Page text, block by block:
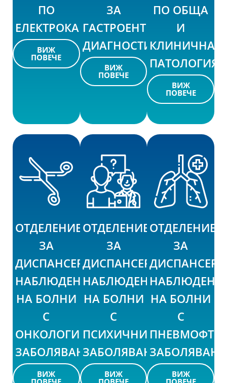
ПО
ЕЛЕКТРОКАРДИОСТИМУЛАЦИЯ
ВИЖ
ПОВЕЧЕ
ЗА
ГАСТРОЕНТЕРОЛОГИЧНА
ДИАГНОСТИКА
ВИЖ
ПОВЕЧЕ
ПО ОБЩА
И
КЛИНИЧНА
ПАТОЛОГИЯ
ВИЖ
ПОВЕЧЕ
ОТДЕЛЕНИЕ
ЗА
ДИСПАНСЕРНО
НАБЛЮДЕНИЕ
НА БОЛНИ
С
ОНКОЛОГИЧНИ
ЗАБОЛЯВАНИЯ
ВИЖ
ОТДЕЛЕНИЕ
ЗА
ДИСПАНСЕРНО
НАБЛЮДЕНИЕ
НА БОЛНИ
С
ПСИХИЧНИ
ЗАБОЛЯВАНИЯ
ВИЖ
ОТДЕЛЕНИЕ
ЗА
НА БОЛНИ
С
ВИЖ